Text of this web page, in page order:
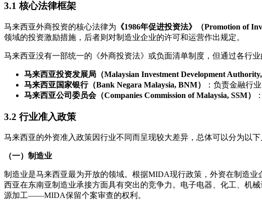
3.1 核心法律框架
马来西亚外商投资的核心法律为 《1986年促进投资法》（Promotion of
领域的投资激励措施，后者则对制造业企业的许可和运营作出规定。
马来西亚没有一部统一的《外商投资法》或负面清单制度，但通过各行业
马来西亚投资发展局（Malaysian Investment Development
马来西亚国家银行（Bank Negara Malaysia, BNM）
：负责金融行
马来西亚公司委员会（Companies Commission of Malaysia, SSM）
3.2 行业准入政策
马来西亚的外资准入政策因行业不同而呈现较大差异，总体可以分为以下
（一）制造业
制造业是马来西亚最为开放的领域。根据MIDA现行政策，外资在制造
西亚在东南亚制造业承接方面具有突出的竞争力。电子电器、化工、
源加工——MIDA保留个案审查的权利。